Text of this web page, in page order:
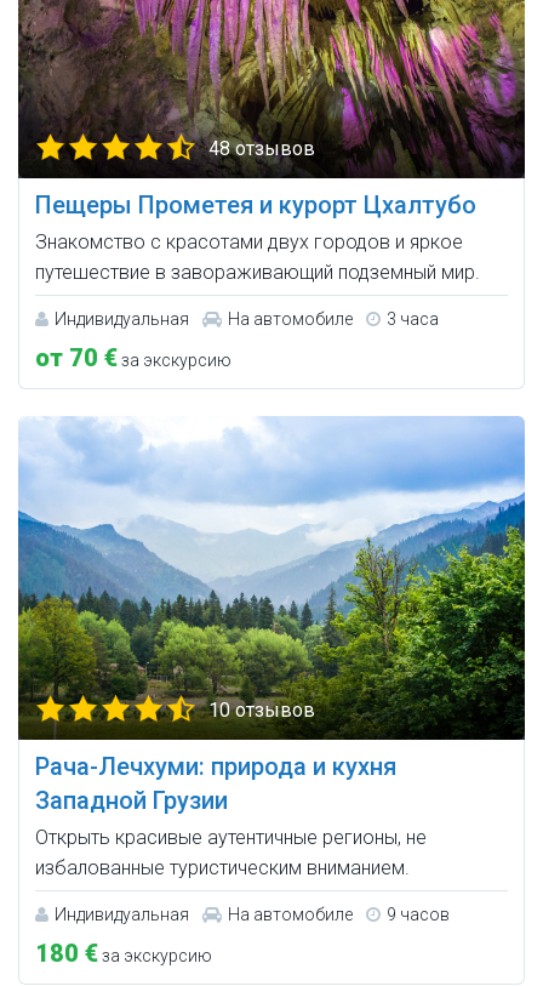
48 отзывов
Пещеры Прометея и курорт Цхалтубо
Знакомство с красотами двух городов и яркое
путешествие в завораживающий подземный мир.
Индивидуальная На автомобиле 3 часа
от 70 €за экскурсию
10 отзывов
Рача-Лечхуми: природа и кухня
Западной Грузии
Открыть красивые аутентичные регионы, не
избалованные туристическим вниманием.
Индивидуальная На автомобиле 9 часов
180 €за экскурсию